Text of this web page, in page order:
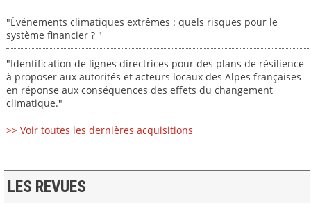
"Événements climatiques extrêmes : quels risques pour le
système financier ? "
"Identification de lignes directrices pour des plans de résilience
à proposer aux autorités et acteurs locaux des Alpes françaises
en réponse aux conséquences des effets du changement
climatique."
>> Voir toutes les dernières acquisitions
LES REVUES